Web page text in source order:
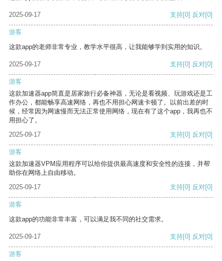
2025-09-17 支持[0] 反对[0]
游客
这款app的老师非常专业，教学水平很高，让我能够学到实用的知识。
2025-09-17 支持[0] 反对[0]
游客
这款加速器app简直是居家旅行必备神器，无论是看视频、玩游戏还是工
作办公，都能畅享高速网络，再也不用担心网速卡顿了。以前出差的时
候，经常因为网速慢而无法正常使用网络，现在有了这个app，我再也不
用担心了。
2025-09-17
支持[0] 反对[0]
游客
这款加速器VPM应用程序可以给你提供最高速度和安全性的连接，并帮
助你在网络上自由移动。
2025-09-17
支持[0] 反对[0]
游客
这款app的功能非常丰富，可以满足我不同的社交需求。
2025-09-17 支持[0] 反对[0]
游客